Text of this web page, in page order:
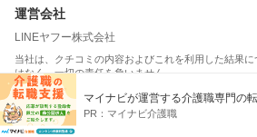
マイナビが運営する介護職専門の
PR： マイナビ介護職
運営会社
LINEヤフー株式会社
当社は、クチコミの内容およびこれを利用した結果
はなく、一切の責任を負いません。
転職・就職で人気の企業